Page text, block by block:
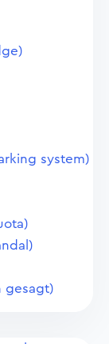
system)
gesagt)